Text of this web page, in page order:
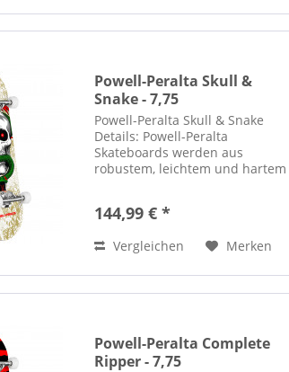
Powell-Peralta Skull &
Snake - 7,75
Powell-Peralta Skull & Snake
Details: Powell-Peralta
Skateboards werden aus
robustem, leichtem und hartem
firmeneigenen Powell-Peralta
Dies...
144,99 € *
Vergleichen Merken
Powell-Peralta Complete
Ripper - 7,75